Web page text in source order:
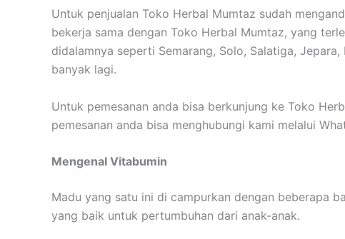
Untuk penjualan Toko Herbal Mumtaz sudah
bekerja sama dengan Toko Herbal Mumtaz, yang
didalamnya seperti Semarang, Solo, Salatiga,
banyak lagi.
Untuk pemesanan anda bisa berkunjung ke Toko
pemesanan anda bisa menghubungi kami melalui
Mengenal Vitabumin
Madu yang satu ini di campurkan dengan beberapa
yang baik untuk pertumbuhan dari anak-anak.